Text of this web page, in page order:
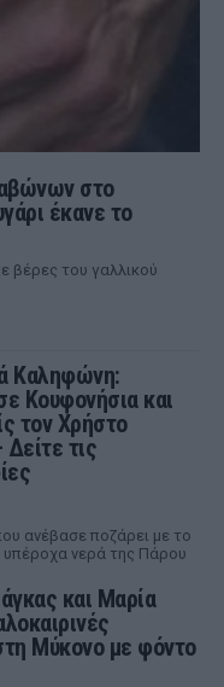
στο
έκανε το
βέρες του γαλλικού
Καληφώνη:
Κουφονήσια και
τον Χρήστο
τις
ανέβασε ποζάρει με το
υπέροχα νερά της Πάρου
και Μαρία
Μύκονο με φόντο